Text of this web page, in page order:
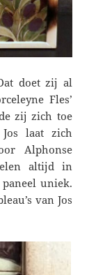
doet zij al
Fles’
zij zich toe
laat zich
Alphonse
altijd in
uniek.
van Jos